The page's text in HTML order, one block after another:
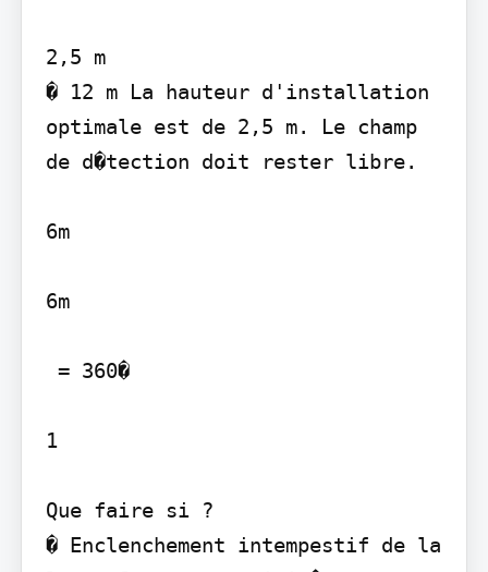
2,5 m
� 12 m La hauteur d'installation
optimale est de 2,5 m. Le champ
de d�tection doit rester libre.
6m
6m
1
Que faire si ?
� Enclenchement intempestif de la